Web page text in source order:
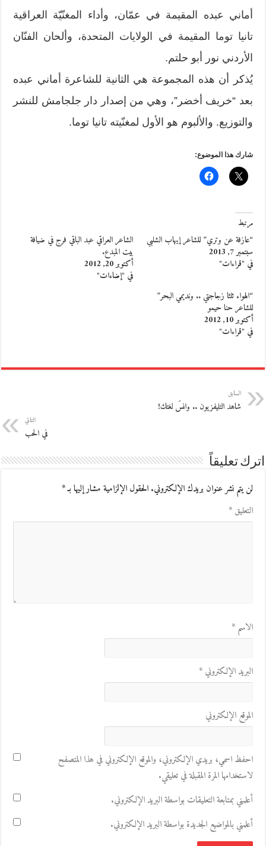
أماني عبده المقيمة في عمّان، وأداء المغنّيّة العراقية
تانيا توما المقيمة في الولايات المتحدة، وألحان الفنّان
الأردني نور أبو حلتم.
يُذكر أن هذه المجموعة هي الثانية للشاعرة أماني عبده
بعد “خريف أخضر”، وهي من إصدار دار جلجامش للنشر
والتوزيع. والألبوم هو الأول لمغنّيته تانيا توما.
شارك هذا الموضوع:
مرتبط
“عازفة عن وتري” للشاعر إيهاب الشلبي
سبتمبر 7, 2013
في "قراءات"
الشاعر العراقي عبد الباقي فرج في ضيافة
بيت المبدع.
أكتوبر 20, 2012
في "إضاءات"
“الهواء ثلثا زجاجتي .. ونديمي البحر”
للشاعر حنا حيمو
أكتوبر 10, 2012
في "قراءات"
السابق
شاهد التليفزيون .. وانسَ لغتك!
التالي
في الحب
اترك تعليقاً
لن يتم نشر عنوان بريدك الإلكتروني.الحقول الإلزامية مشار إليها بـ*
التعليق*
الاسم*
البريد الإلكتروني*
الموقع الإلكتروني
احفظ اسمي، بريدي الإلكتروني، والموقع الإلكتروني في هذا المتصفح
لاستخدامها المرة المقبلة في تعليقي.
أعلمني بمتابعة التعليقات بواسطة البريد الإلكتروني.
أعلمني بالمواضيع الجديدة بواسطة البريد الإلكتروني.